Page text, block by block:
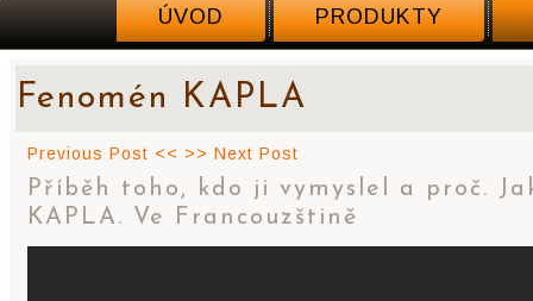
ÚVOD PRODUKTY
Fenomén KAPLA
Previous Post << >> Next Post
Příběh toho, kdo ji vymyslel a proč.
KAPLA. Ve Francouzštině